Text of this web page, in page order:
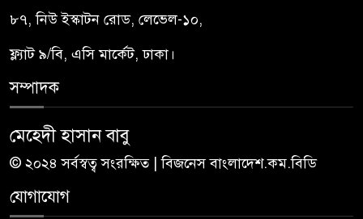
৮৭, নিউ ইস্কাটন রোড, লেভেল-১০,
ফ্ল্যাট ৯/বি, এসি মার্কেট, ঢাকা।
সম্পাদক
মেহেদী হাসান বাবু
© ২০২৪ সর্বস্বত্ব সংরক্ষিত | বিজনেস বাংলাদেশ.কম.বিডি
যোগাযোগ